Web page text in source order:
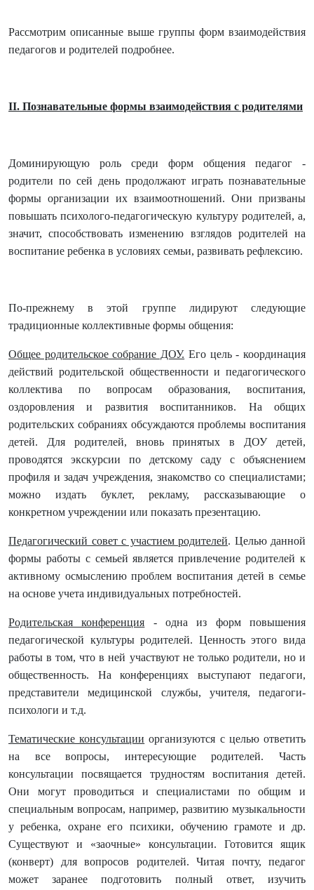
Рассмотрим описанные выше группы форм взаимодействия
педагогов и родителей подробнее.
II. Познавательные формы взаимодействия с родителями
Доминирующую роль среди форм общения педагог -
родители по сей день продолжают играть познавательные
формы организации их взаимоотношений. Они призваны
повышать психолого-педагогическую культуру родителей, а,
значит, способствовать изменению взглядов родителей на
воспитание ребенка в условиях семьи, развивать рефлексию.
По-прежнему в этой группе лидируют следующие
традиционные коллективные формы общения:
Общее родительское собрание ДОУ. Его цель - координация
действий родительской общественности и педагогического
коллектива по вопросам образования, воспитания,
оздоровления и развития воспитанников. На общих
родительских собраниях обсуждаются проблемы воспитания
детей. Для родителей, вновь принятых в ДОУ детей,
проводятся экскурсии по детскому саду с объяснением
профиля и задач учреждения, знакомство со специалистами;
можно издать буклет, рекламу, рассказывающие о
конкретном учреждении или показать презентацию.
Педагогический совет с участием родителей. Целью данной
формы работы с семьей является привлечение родителей к
активному осмыслению проблем воспитания детей в семье
на основе учета индивидуальных потребностей.
Родительская конференция - одна из форм повышения
педагогической культуры родителей. Ценность этого вида
работы в том, что в ней участвуют не только родители, но и
общественность. На конференциях выступают педагоги,
представители медицинской службы, учителя, педагоги-
психологи и т.д.
Тематические консультации организуются с целью ответить
на все вопросы, интересующие родителей. Часть
консультации посвящается трудностям воспитания детей.
Они могут проводиться и специалистами по общим и
специальным вопросам, например, развитию музыкальности
у ребенка, охране его психики, обучению грамоте и др.
Существуют и «заочные» консультации. Готовится ящик
(конверт) для вопросов родителей. Читая почту, педагог
может заранее подготовить полный ответ, изучить